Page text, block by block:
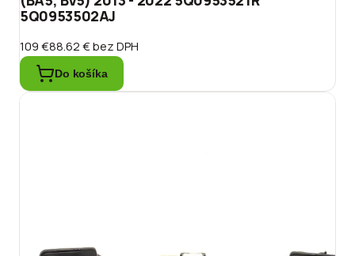
5Q0953502AJ
109 €88.62 €bez DPH
Do košíka